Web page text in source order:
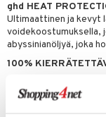
ghd HEAT
Ultimaattinen ja kevyt
voidekoostumuksella,
abyssinianöljyä, joka
100%
Käyttö
&